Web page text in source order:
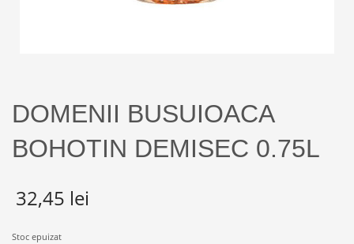
DOMENII BUSUIOACA
BOHOTIN DEMISEC 0.75L
32,45 lei
Stoc epuizat